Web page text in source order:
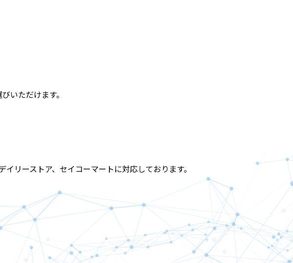
いただけます。
リーストア、セイコーマートに対応しております。